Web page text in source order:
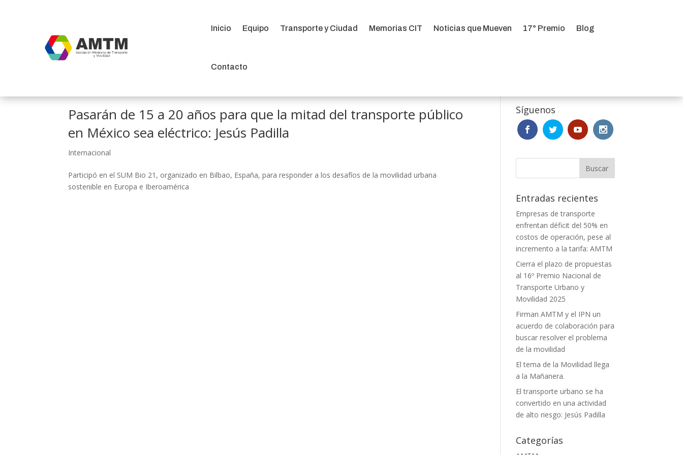
Inicio Equipo Transporte y Ciudad Memorias CIT Noticias que Mueven 17° Premio Blog
Contacto
Pasarán de 15 a 20 años para que la mitad del transporte público
en México sea eléctrico: Jesús Padilla
Internacional
Participó en el SUM Bio 21, organizado en Bilbao, España, para responder a los desafíos de la movilidad urbana
sostenible en Europa e Iberoamérica
Síguenos
Entradas recientes
Empresas de transporte
enfrentan déficit del 50% en
costos de operación, pese al
incremento a la tarifa: AMTM
Cierra el plazo de propuestas
al 16º Premio Nacional de
Transporte Urbano y
Movilidad 2025
Firman AMTM y el IPN un
acuerdo de colaboración para
buscar resolver el problema
de la movilidad
El tema de la Movilidad llega
a la Mañanera.
El transporte urbano se ha
convertido en una actividad
de alto riesgo: Jesús Padilla
Categorías